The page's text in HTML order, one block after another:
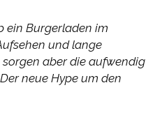
ein Burgerladen im
und lange
aber die aufwendig
neue Hype um den